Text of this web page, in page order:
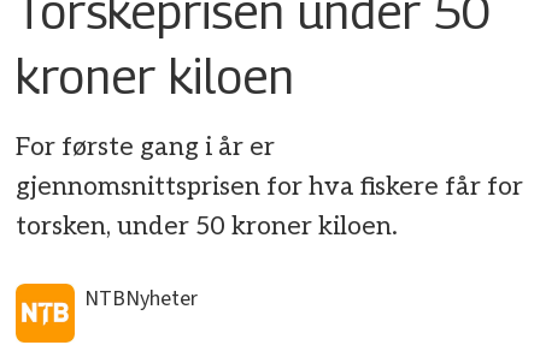
kroner kiloen
For første gang i år er
gjennomsnittsprisen for hva fiskere får for
torsken, under 50 kroner kiloen.
NTBNyheter